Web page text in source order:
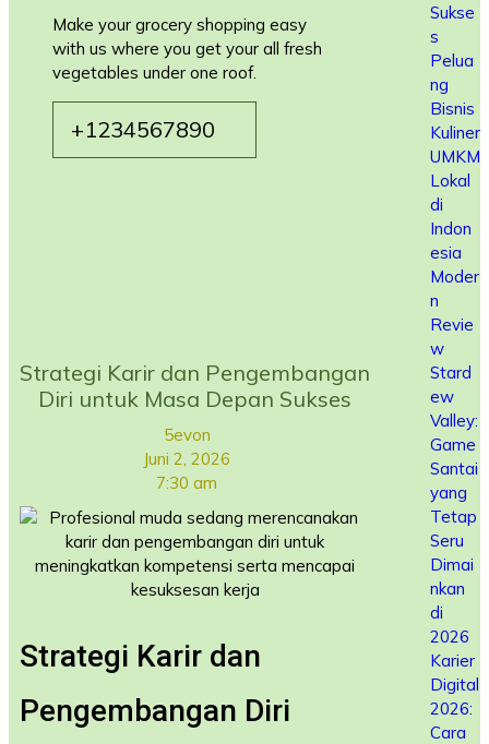
Make your grocery shopping easy
with us where you get your all fresh
vegetables under one roof.
+1234567890
Strategi Karir dan Pengembangan
Diri untuk Masa Depan Sukses
5evon
Juni 2, 2026
7:30 am
Strategi Karir dan
Pengembangan Diri
Sukse
s
Pelua
ng
Bisnis
Kuliner
UMKM
Lokal
di
Indon
esia
Moder
n
Revie
w
Stard
ew
Valley:
Game
Santai
yang
Tetap
Seru
Dimai
nkan
di
2026
Karier
Digital
2026:
Cara